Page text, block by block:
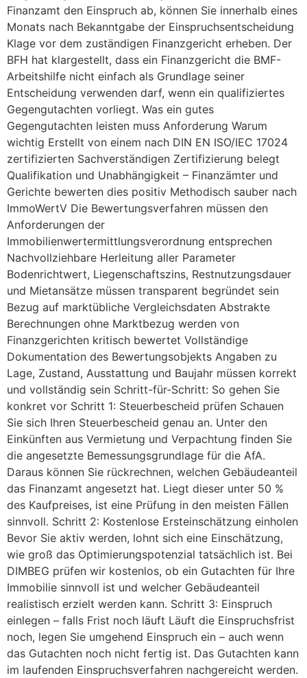
Finanzamt den Einspruch ab, können Sie innerhalb eines
Monats nach Bekanntgabe der Einspruchsentscheidung
Klage vor dem zuständigen Finanzgericht erheben. Der
BFH hat klargestellt, dass ein Finanzgericht die BMF-
Arbeitshilfe nicht einfach als Grundlage seiner
Entscheidung verwenden darf, wenn ein qualifiziertes
Gegengutachten vorliegt. Was ein gutes
Gegengutachten leisten muss Anforderung Warum
wichtig Erstellt von einem nach DIN EN ISO/IEC 17024
zertifizierten Sachverständigen Zertifizierung belegt
Qualifikation und Unabhängigkeit – Finanzämter und
Gerichte bewerten dies positiv Methodisch sauber nach
ImmoWertV Die Bewertungsverfahren müssen den
Anforderungen der
Immobilienwertermittlungsverordnung entsprechen
Nachvollziehbare Herleitung aller Parameter
Bodenrichtwert, Liegenschaftszins, Restnutzungsdauer
und Mietansätze müssen transparent begründet sein
Bezug auf marktübliche Vergleichsdaten Abstrakte
Berechnungen ohne Marktbezug werden von
Finanzgerichten kritisch bewertet Vollständige
Dokumentation des Bewertungsobjekts Angaben zu
Lage, Zustand, Ausstattung und Baujahr müssen korrekt
und vollständig sein Schritt-für-Schritt: So gehen Sie
konkret vor Schritt 1: Steuerbescheid prüfen Schauen
Sie sich Ihren Steuerbescheid genau an. Unter den
Einkünften aus Vermietung und Verpachtung finden Sie
die angesetzte Bemessungsgrundlage für die AfA.
Daraus können Sie rückrechnen, welchen Gebäudeanteil
das Finanzamt angesetzt hat. Liegt dieser unter 50 %
des Kaufpreises, ist eine Prüfung in den meisten Fällen
sinnvoll. Schritt 2: Kostenlose Ersteinschätzung einholen
Bevor Sie aktiv werden, lohnt sich eine Einschätzung,
wie groß das Optimierungspotenzial tatsächlich ist. Bei
DIMBEG prüfen wir kostenlos, ob ein Gutachten für Ihre
Immobilie sinnvoll ist und welcher Gebäudeanteil
realistisch erzielt werden kann. Schritt 3: Einspruch
einlegen – falls Frist noch läuft Läuft die Einspruchsfrist
noch, legen Sie umgehend Einspruch ein – auch wenn
das Gutachten noch nicht fertig ist. Das Gutachten kann
im laufenden Einspruchsverfahren nachgereicht werden.